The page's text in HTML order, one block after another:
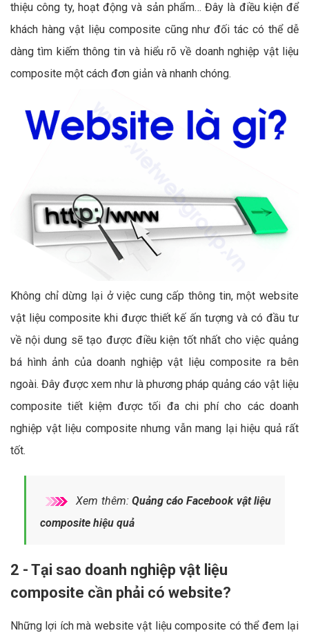
thiệu công ty, hoạt động và sản phẩm… Đây là điều kiện để
khách hàng vật liệu composite cũng như đối tác có thể dễ
dàng tìm kiếm thông tin và hiểu rõ về doanh nghiệp vật liệu
composite một cách đơn giản và nhanh chóng.
Không chỉ dừng lại ở việc cung cấp thông tin, một website
vật liệu composite khi được thiết kế ấn tượng và có đầu tư
về nội dung sẽ tạo được điều kiện tốt nhất cho việc quảng
bá hình ảnh của doanh nghiệp vật liệu composite ra bên
ngoài. Đây được xem như là phương pháp quảng cáo vật liệu
composite tiết kiệm được tối đa chi phí cho các doanh
nghiệp vật liệu composite nhưng vẫn mang lại hiệu quả rất
tốt.
Xem thêm: Quảng cáo Facebook vật liệu
composite hiệu quả
2 - Tại sao doanh nghiệp vật liệu
composite cần phải có website?
Những lợi ích mà website vật liệu composite có thể đem lại